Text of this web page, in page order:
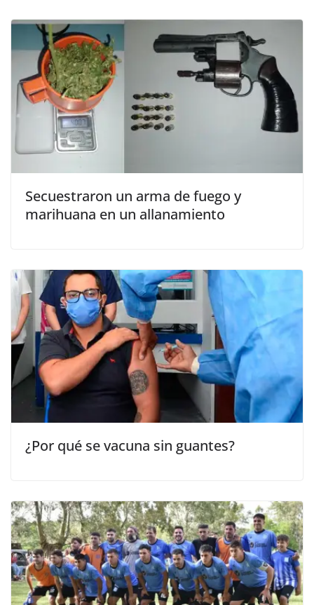
Secuestraron un arma de fuego y
marihuana en un allanamiento
¿Por qué se vacuna sin guantes?